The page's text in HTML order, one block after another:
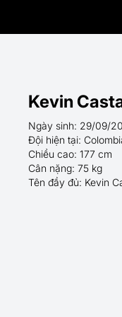
Kevin
Ngày sinh: 29/09/
Đội hiện tại:
Chiều cao: 177 cm
Cân nặng: 75 kg
Tên đầy đủ: Kevin